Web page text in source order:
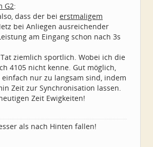
G2:
dass der bei erstmaligem
bei Anliegen ausreichender
am Eingang schon nach 3s
ziemlich sportlich. Wobei ich die
4105 nicht kenne. Gut möglich,
einfach nur zu langsam sind, indem
Zeit zur Synchronisation lassen.
Zeit Ewigkeiten!
als nach Hinten fallen!